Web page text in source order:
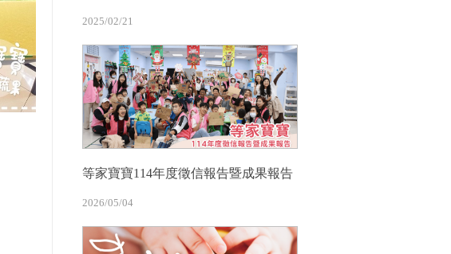
2025/02/21
等家寶寶114年度徵信報告暨成果報告
2026/05/04